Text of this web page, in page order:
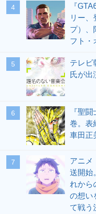
4
『
リー、
プ）、
フト・
5
テレビ
氏が出
6
『聖
巻。表
車田正
7
アニメ
送開始
れから
の想い
て戦う